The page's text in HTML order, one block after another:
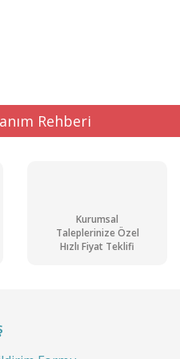
Rehberi
Kurumsal
Taleplerinize Özel
Hızlı Fiyat Teklifi